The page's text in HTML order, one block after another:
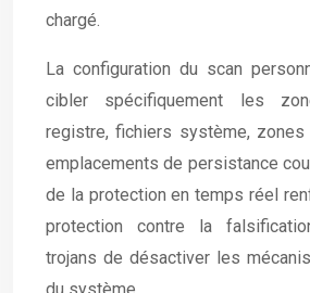
chargé.
La configuration du scan
cibler spécifiquement les
registre, fichiers système,
emplacements de persistance
de la protection en temps réel
protection contre la
trojans de désactiver les